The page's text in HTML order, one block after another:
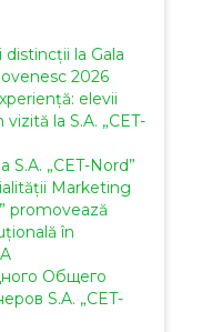
distincții la Gala
2026
elevii
la S.A. „CET-
S.A. „CET-Nord”
Marketing
promovează
în
Общего
S.A. „CET-